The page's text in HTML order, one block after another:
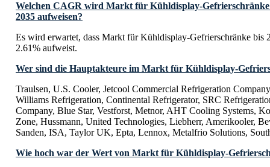
Welchen CAGR wird Markt für Kühldisplay-Gefrierschränke
2035 aufweisen?
Es wird erwartet, dass Markt für Kühldisplay-Gefrierschränke bis
2.61% aufweist.
Wer sind die Hauptakteure im Markt für Kühldisplay-
Traulsen, U.S. Cooler, Jetcool Commercial Refrigeration
Williams Refrigeration, Continental Refrigerator, SRC
Company, Blue Star, Vestforst, Metnor, AHT Cooling Systems,
Zone, Hussmann, United Technologies, Liebherr, Amerikooler,
Sanden, ISA, Taylor UK, Epta, Lennox, Metalfrio Solutions,
Wie hoch war der Wert von Markt für Kühldisplay-